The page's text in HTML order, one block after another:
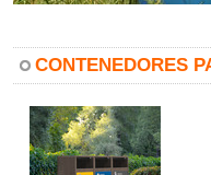
CONTENEDORES